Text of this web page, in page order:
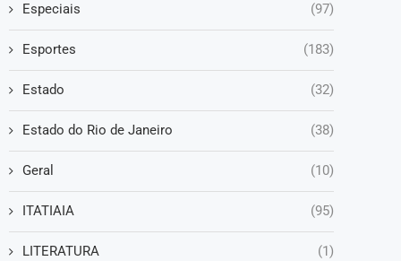
Especiais (97)
Esportes (183)
Estado (32)
Estado do Rio de Janeiro (38)
Geral (10)
ITATIAIA (95)
LITERATURA (1)